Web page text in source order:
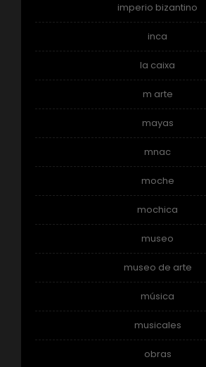
imperio bizantino
inca
la caixa
m arte
mayas
mnac
moche
mochica
museo
museo de arte
música
musicales
obras